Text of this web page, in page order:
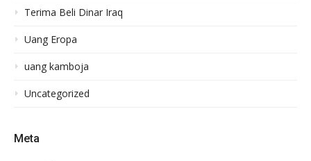
Terima Beli Dinar Iraq
Uang Eropa
uang kamboja
Uncategorized
Meta